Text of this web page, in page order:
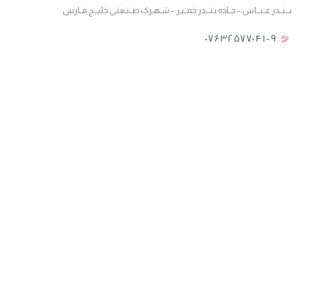
بـــنــدر عــبـــاس – جــاده بـنـــدر خمــیـر – شـهـرک صــنـعتـی خلیـــج فــارس
۰۷۶۳۲۵۷۷۰۴۱-۹